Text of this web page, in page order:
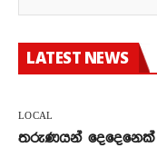
LATEST NEWS
LOCAL
තරුණයන්